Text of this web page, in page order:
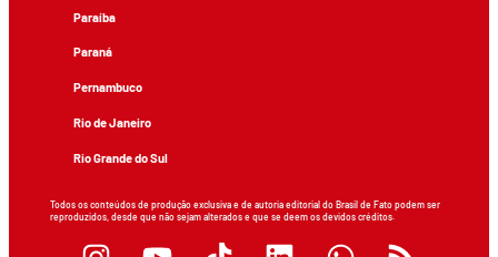
Paraíba
Paraná
Pernambuco
Rio de Janeiro
Rio Grande do Sul
Todos os conteúdos de produção exclusiva e de autoria editorial do Brasil de Fato podem ser
reproduzidos, desde que não sejam alterados e que se deem os devidos créditos.